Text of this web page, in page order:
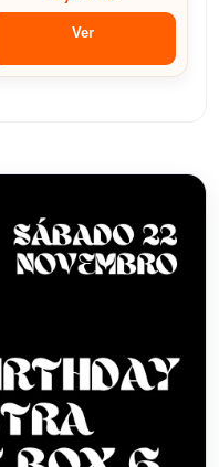
Ver